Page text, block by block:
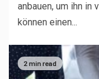
anbauen, um ihn in
können einen...
2 min read